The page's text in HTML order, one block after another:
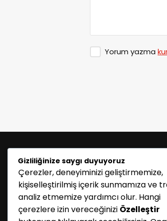
Yorum yazma
KATEGORİLER
Menü seçimi yapın. WP-ADMIN →
Gizliliğinize saygı duyuyoruz
Çerezler, deneyiminizi geliştirmemize,
kişiselleştirilmiş içerik sunmamıza ve
analiz etmemize yardımcı olur. Hangi
çerezlere izin vereceğinizi Özelleştir